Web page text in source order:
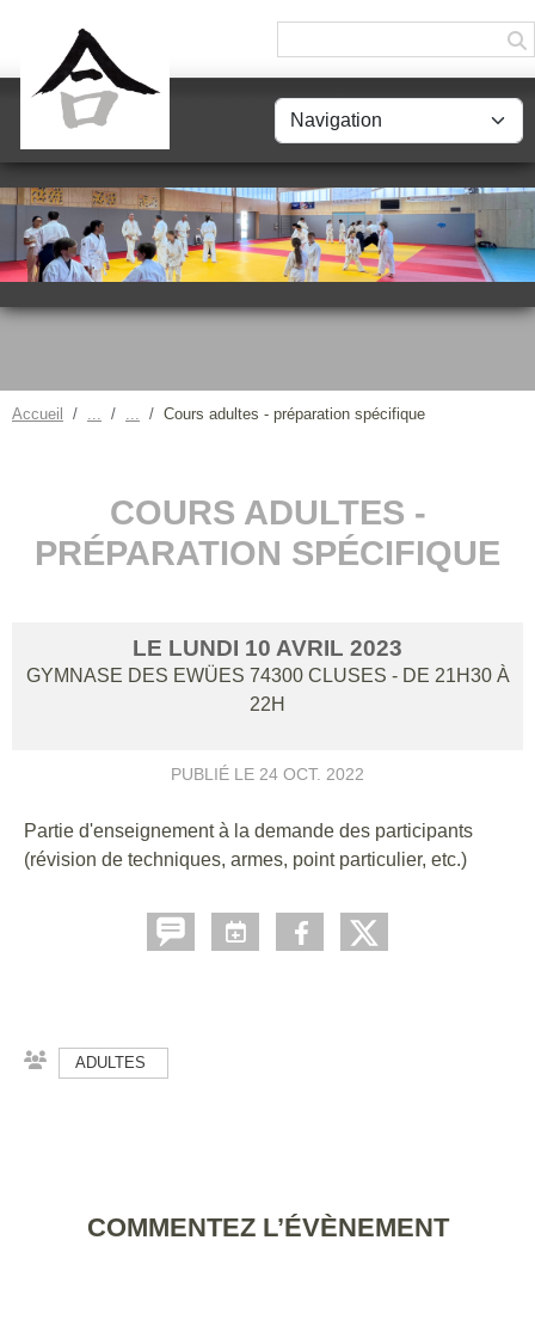
Accueil Cours adultes - préparation spécifique
COURS ADULTES -
PRÉPARATION SPÉCIFIQUE
LE LUNDI 10 AVRIL 2023
GYMNASE DES EWÜES 74300 CLUSES - DE 21H30 À
22H
PUBLIÉ LE 24 OCT. 2022
Partie d'enseignement à la demande des participants
(révision de techniques, armes, point particulier, etc.)
ADULTES
COMMENTEZ L’ÉVÈNEMENT